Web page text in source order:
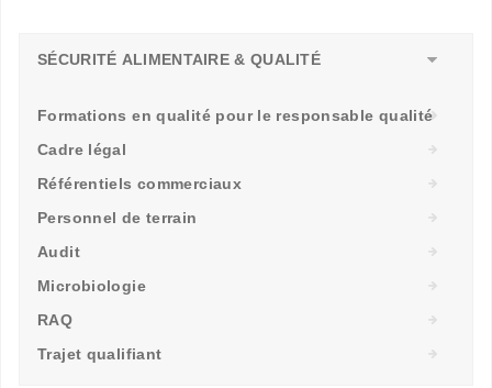
SÉCURITÉ ALIMENTAIRE & QUALITÉ
Formations en qualité pour le responsable qualité
Cadre légal
Référentiels commerciaux
Personnel de terrain
Audit
Microbiologie
RAQ
Trajet qualifiant